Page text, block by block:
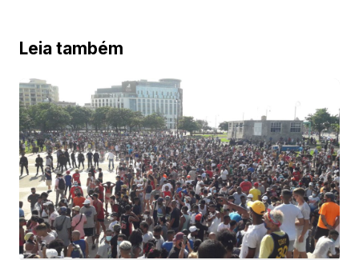
Leia também